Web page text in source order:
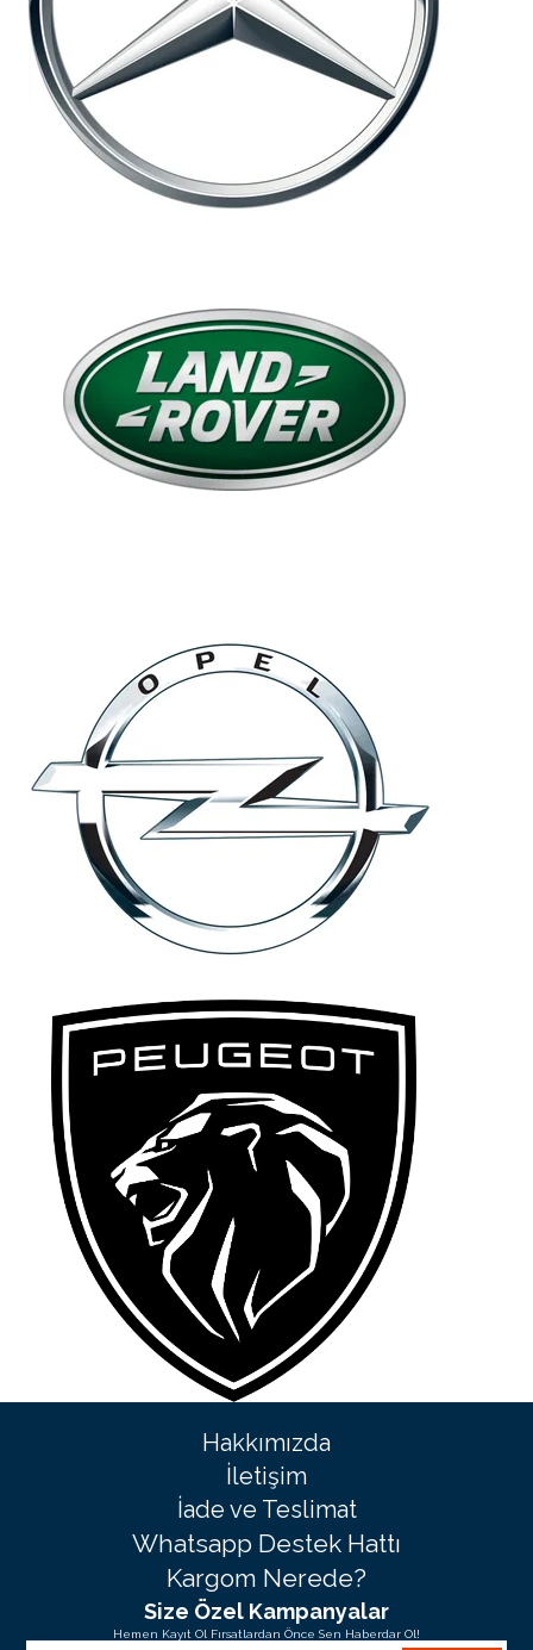
Hakkımızda
İletişim
İade ve Teslimat
Whatsapp Destek Hattı
Kargom Nerede?
Size Özel Kampanyalar
Hemen Kayıt Ol Fırsatlardan Önce Sen Haberdar Ol!